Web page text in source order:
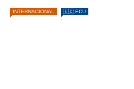
INTERNACIONAL 🇪🇨 ECU